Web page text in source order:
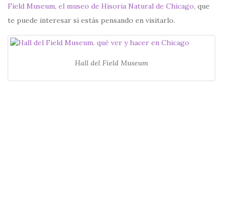
Field Museum, el museo de Hisoria Natural de Chicago, que
te puede interesar si estás pensando en visitarlo.
Hall del Field Museum